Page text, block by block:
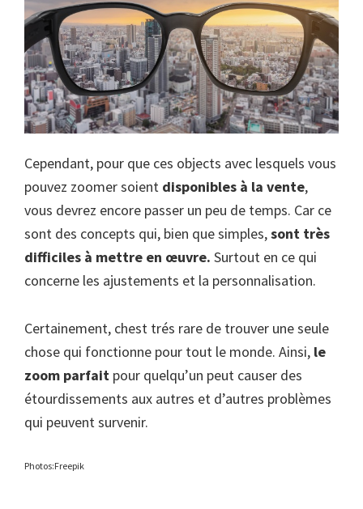
Cependant, pour que ces objects avec lesquels vous
pouvez zoomer soient disponibles à la vente,
vous devrez encore passer un peu de temps. Car ce
sont des concepts qui, bien que simples,sont très
difficiles à mettre en œuvre. Surtout en ce qui
concerne les ajustements et la personnalisation.
Certainement, chest trés rare de trouver une seule
chose qui fonctionne pour tout le monde. Ainsi, le
zoom parfait pour quelqu’un peut causer des
étourdissements aux autres et d’autres problèmes
qui peuvent survenir.
Photos:Freepik